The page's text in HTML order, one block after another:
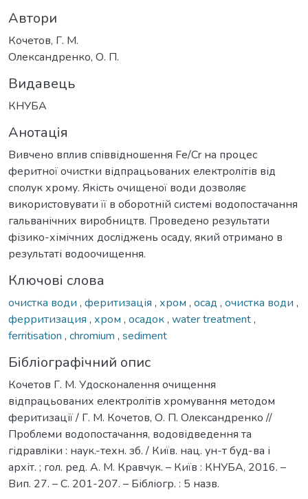
Автори
Кочетов, Г. М.
Олександренко, О. П.
Видавець
КНУБА
Анотація
Вивчено вплив співвідношення Fe/Cr на процес
феритної очистки відпрацьованих електролітів від
сполук хрому. Якість очищеної води дозволяє
використовувати її в оборотній системі водопостачання
гальванічних виробництв. Проведено результати
фізико-хімічних досліджень осаду, який отримано в
результаті водоочищення.
Ключові слова
очистка води , феритизація , хром , осад , очистка води ,
ферритизация , хром , осадок, water treatment,
ferritisation , chromium , sediment
Бібліографічний опис
Кочетов Г. М. Удосконалення очищення
відпрацьованих електролітів хромування методом
феритизації / Г. М. Кочетов, О. П. Олександренко //
Проблеми водопостачання, водовідведення та
гідравліки : наук.-техн. зб. / Київ. нац. ун-т буд-ва і
архіт. ; гол. ред. А. М. Кравчук. – Київ : КНУБА, 2016. –
Вип. 27. – С. 201-207. – Бібліогр. : 5 назв.